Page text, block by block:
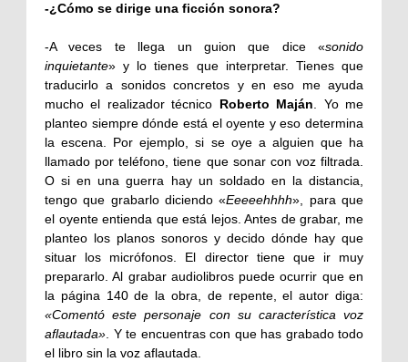
-¿Cómo se dirige una ficción sonora?
-A veces te llega un guion que dice «sonido
inquietante» y lo tienes que interpretar. Tienes que
traducirlo a sonidos concretos y en eso me ayuda
mucho el realizador técnico Roberto Maján. Yo me
planteo siempre dónde está el oyente y eso determina
la escena. Por ejemplo, si se oye a alguien que ha
llamado por teléfono, tiene que sonar con voz filtrada.
O si en una guerra hay un soldado en la distancia,
tengo que grabarlo diciendo «Eeeeehhhh», para que
el oyente entienda que está lejos. Antes de grabar, me
planteo los planos sonoros y decido dónde hay que
situar los micrófonos. El director tiene que ir muy
prepararlo. Al grabar audiolibros puede ocurrir que en
la página 140 de la obra, de repente, el autor diga:
«Comentó este personaje con su característica voz
aflautada». Y te encuentras con que has grabado todo
el libro sin la voz aflautada.